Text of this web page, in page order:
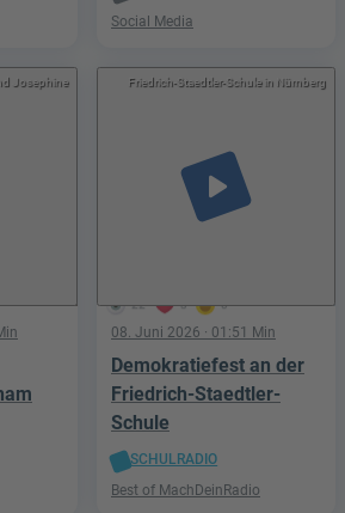
Social Media
Josephine Friedrich-Staedtler-Schule in Nürnberg
22 3 0
play_arrow
08. Juni 2026 · 01:51 Min
Demokratiefest an der
Friedrich-Staedtler-
Schule
SCHULRADIO
Best of MachDeinRadio